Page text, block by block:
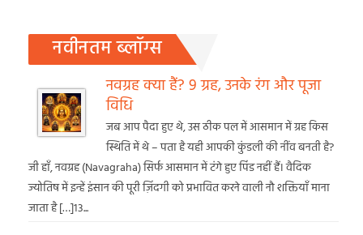
नवीनतम ब्लॉग्स
नवग्रह क्या हैं? 9 ग्रह, उनके रंग और पूजा
विधि
जब आप पैदा हुए थे, उस ठीक पल में आसमान में ग्रह किस
स्थिति में थे – पता है यही आपकी कुंडली की नींव बनती है?
जी हाँ, नवग्रह (Navagraha) सिर्फ आसमान में टंगे हुए पिंड नहीं हैं। वैदिक
ज्योतिष में इन्हें इंसान की पूरी ज़िंदगी को प्रभावित करने वाली नौ शक्तियाँ माना
जाता है […]13...